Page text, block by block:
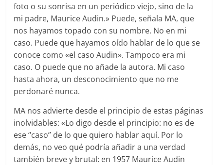
foto o su sonrisa en un periódico viejo, sino de la
mi padre, Maurice Audin.» Puede, señala MA, que
nos hayamos topado con su nombre. No en mi
caso. Puede que hayamos oído hablar de lo que se
conoce como «el caso Audin». Tampoco era mi
caso. O puede que no añade la autora. Mi caso
hasta ahora, un desconocimiento que no me
perdonaré nunca.
MA nos advierte desde el principio de estas páginas
inolvidables: «Lo digo desde el principio: no es de
ese “caso” de lo que quiero hablar aquí. Por lo
demás, no veo qué podría añadir a una verdad
también breve y brutal: en 1957 Maurice Audin